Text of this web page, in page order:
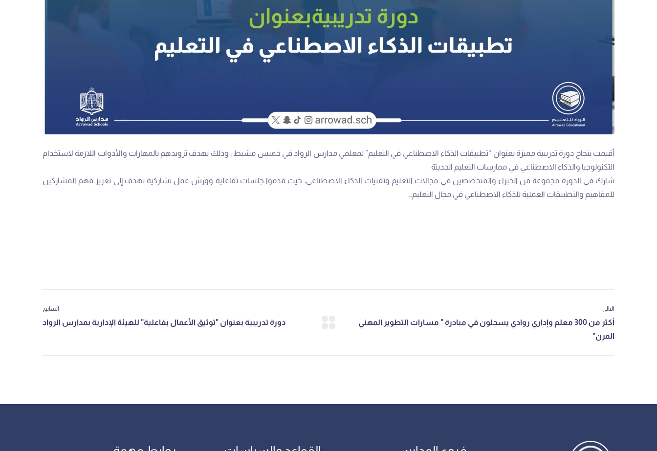
أقيمت بنجاح دورة تدريبية مميزة بعنوان “تطبيقات الذكاء الاصطناعي في التعليم” لمعلمي مدارس الرواد في خميس مشيط ، وذلك بهدف تزويدهم بالمهارات والأدوات اللازمة لاستخدام
التكنولوجيا والذكاء الاصطناعي في ممارسات التعليم الحديثة
شارك في الدورة مجموعة من الخبراء والمتخصصين في مجالات التعليم وتقنيات الذكاء الاصطناعي، حيث قدموا جلسات تفاعلية وورش عمل تشاركية تهدف إلى تعزيز فهم المشاركين
للمفاهيم والتطبيقات العملية للذكاء الاصطناعي في مجال التعليم…
السابق التالي